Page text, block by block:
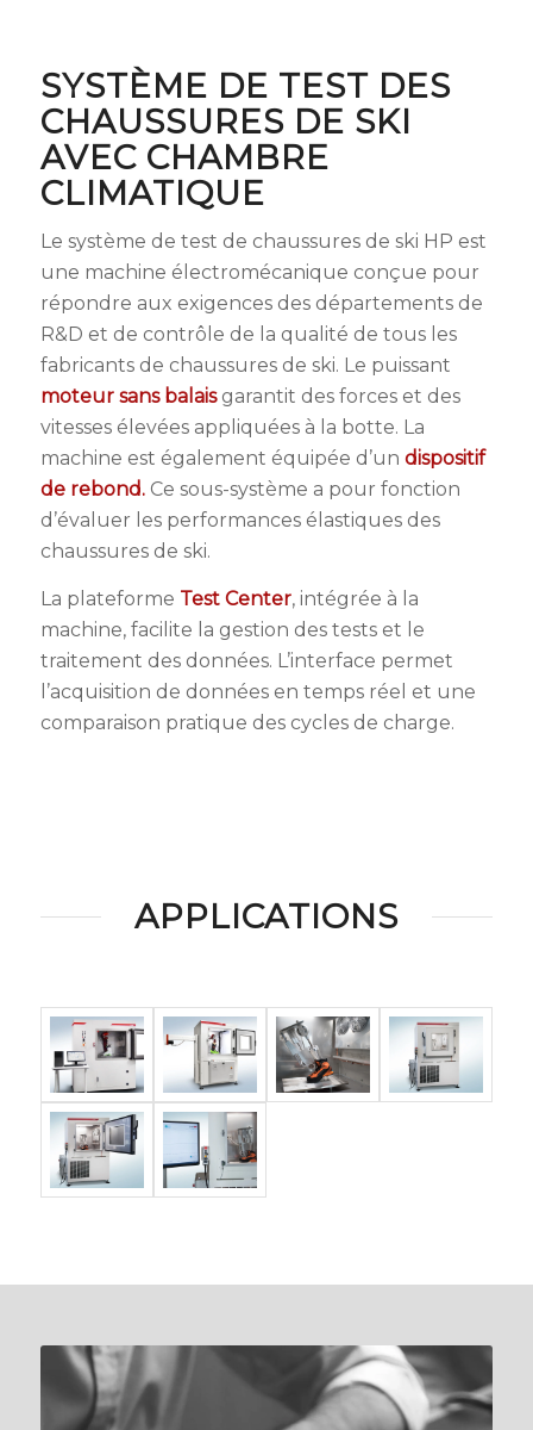
SYSTÈME DE TEST DES
CHAUSSURES DE SKI
AVEC CHAMBRE
CLIMATIQUE
Le système de test de chaussures de ski HP est
une machine électromécanique conçue pour
répondre aux exigences des départements de
R&D et de contrôle de la qualité de tous les
fabricants de chaussures de ski. Le puissant
moteur sans balaisgarantit des forces et des
vitesses élevées appliquées à la botte. La
machine est également équipée d’un dispositif
de rebond.Ce sous-système a pour fonction
d’évaluer les performances élastiques des
chaussures de ski.
La plateforme Test Center, intégrée à la
machine, facilite la gestion des tests et le
traitement des données. L’interface permet
l’acquisition de données en temps réel et une
comparaison pratique des cycles de charge.
APPLICATIONS